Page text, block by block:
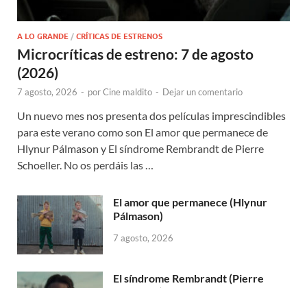
A LO GRANDE / CRÍTICAS DE ESTRENOS
Microcríticas de estreno: 7 de agosto
(2026)
7 agosto, 2026 - porCine maldito - Dejar un comentario
Un nuevo mes nos presenta dos películas imprescindibles
para este verano como son El amor que permanece de
Hlynur Pálmason y El síndrome Rembrandt de Pierre
Schoeller. No os perdáis las …
El amor que permanece (Hlynur
Pálmason)
7 agosto, 2026
El síndrome Rembrandt (Pierre